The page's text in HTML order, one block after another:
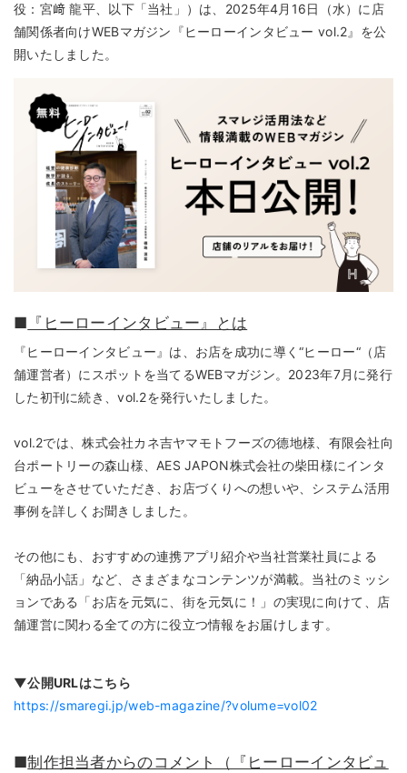
役：宮﨑 龍平、以下「当社」）は、2025年4月16日（水）に店
舗関係者向けWEBマガジン『ヒーローインタビュー vol.2』を公
開いたしました。
■ 『ヒーローインタビュー』とは
『ヒーローインタビュー』は、お店を成功に導く“ヒーロー“（店
舗運営者）にスポットを当てるWEBマガジン。2023年7月に発行
した初刊に続き、vol.2を発行いたしました。
vol.2では、株式会社カネ吉ヤマモトフーズの德地様、有限会社向
台ポートリーの森山様、AES JAPON株式会社の柴田様にインタ
ビューをさせていただき、お店づくりへの想いや、システム活用
事例を詳しくお聞きしました。
その他にも、おすすめの連携アプリ紹介や当社営業社員による
「納品小話」など、さまざまなコンテンツが満載。当社のミッシ
ョンである「お店を元気に、街を元気に！」の実現に向けて、店
舗運営に関わる全ての方に役立つ情報をお届けします。
▼公開URLはこちら
https://smaregi.jp/web-magazine/?volume=vol02
■制作担当者からのコメント（『ヒーローインタビュ